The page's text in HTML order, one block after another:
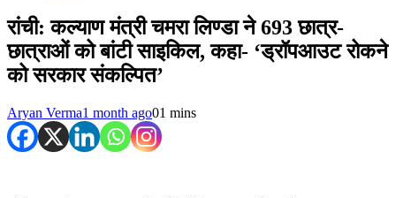
रांची: कल्याण मंत्री चमरा लिण्डा ने 693 छात्र-
छात्राओं को बांटी साइकिल, कहा- ‘ड्रॉपआउट रोकने
को सरकार संकल्पित’
Aryan Verma1 month ago01 mins